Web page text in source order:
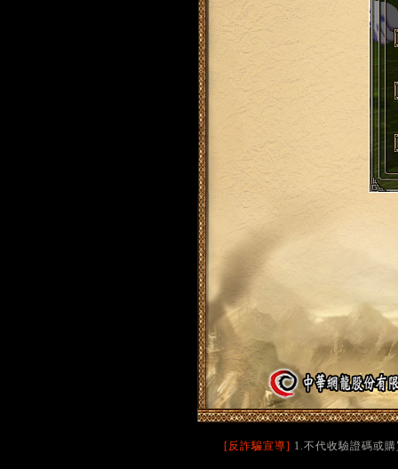
[反詐騙宣導] 1.不代收驗證碼或